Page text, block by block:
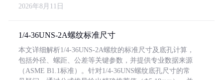
2026年8月11日
1/4-36UNS-2A螺纹标准尺寸
本文详细解析1/4-36UNS-2A螺纹的标准尺寸及底孔计算，
包括外径、螺距、公差等关键参数，并提供专业数据来源
（ASME B1.1标准）。针对1/4-36UNS螺纹底孔尺寸的常